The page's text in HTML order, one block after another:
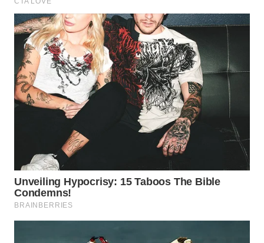
WN
MANDALIKA
WN
LIKUPANG
WN
LABUANBAJO
BORNEO
Wahana
Media